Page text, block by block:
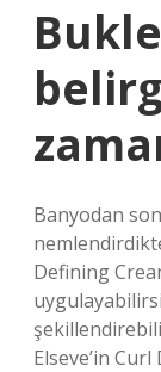
Bukle
Banyodan
Defining
Elseve’in